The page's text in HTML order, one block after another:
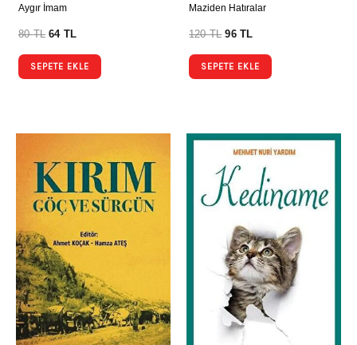
Aygır İmam
80TL 64 TL
SEPETE EKLE
Maziden Hatıralar
120TL 96TL
SEPETE EKLE